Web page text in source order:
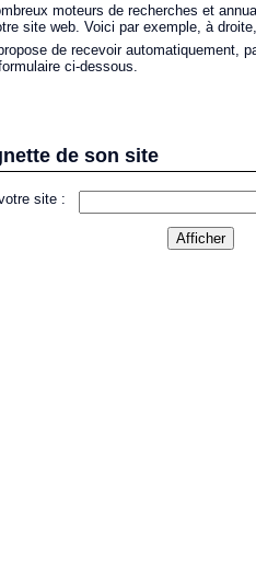
moteurs de recherches et
site web. Voici par exemple, à
de recevoir automatiquement,
ci-dessous.
de son site
site :